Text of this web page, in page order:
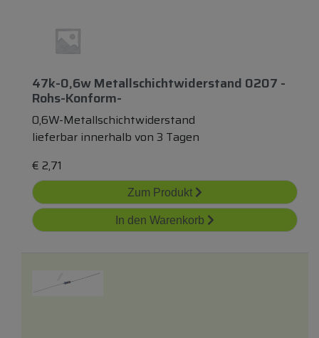
47k-0,6w Metallschichtwiderstand 0207 -
Rohs-Konform-
0,6W-Metallschichtwiderstand
lieferbar innerhalb von 3 Tagen
€ 2,71
Zum Produkt
In den Warenkorb